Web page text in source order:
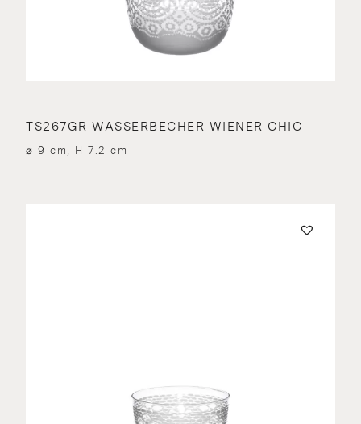
TS267GR WASSERBECHER WIENER CHIC
⌀ 9 cm, H 7.2 cm